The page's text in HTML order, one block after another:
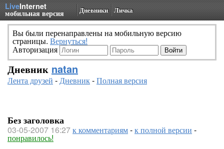
LiveInternet
мобильная версия Дневники Личка
Вы были перенаправлены на мобильную версию
страницы. Вернуться!
Авторизация
Дневник natan
Лента друзей -Дневник-Полная версия
Без заголовка
03-05-2007 16:27к комментариям-к полной версии -
понравилось!